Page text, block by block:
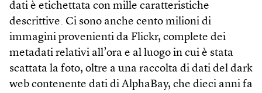
dati è etichettata con mille caratteristiche
descrittive. Ci sono anche cento milioni di
immagini provenienti da Flickr, complete dei
metadati relativi all’ora e al luogo in cui è stata
scattata la foto, oltre a una raccolta di dati del dark
web contenente dati di AlphaBay, che dieci anni fa